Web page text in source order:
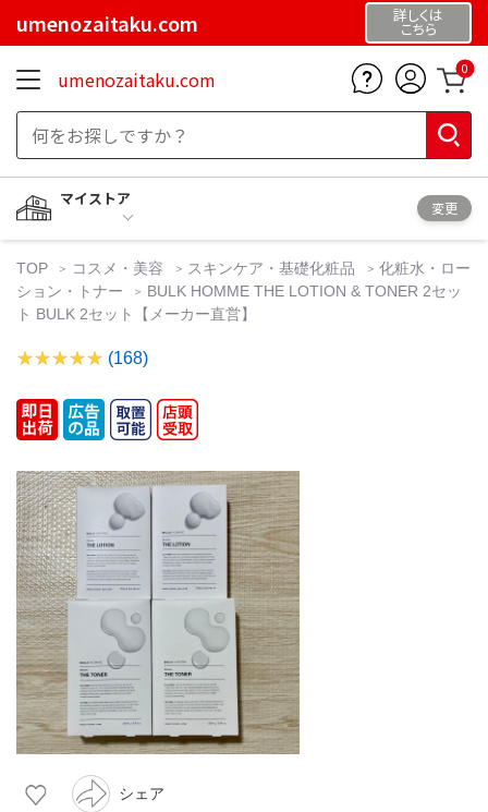
umenozaitaku.com 詳しくは
こちら
umenozaitaku.com 0
マイストア
変更
TOP コスメ・美容 スキンケア・基礎化粧品
化粧水・ロー
ション・トナー
BULK HOMME THE LOTION & TONER 2セッ
ト BULK 2セット【メーカー直営】
(168)
シェア